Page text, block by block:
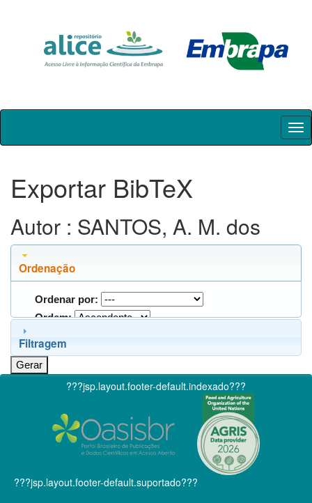
Skip
Exportar BibTeX
Autor : SANTOS, A. M. dos
Ordenação
Ordenar por:
Ordem:
Filtragem
???jsp.layout.footer-default.indexado???
???jsp.layout.footer-default.suportado???